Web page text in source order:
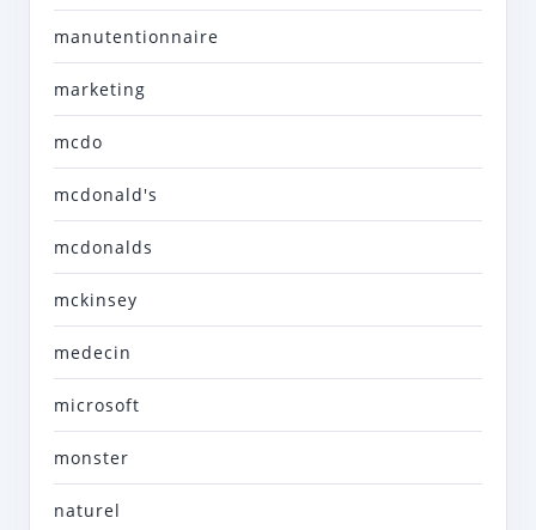
manutentionnaire
marketing
mcdo
mcdonald's
mcdonalds
mckinsey
medecin
microsoft
monster
naturel